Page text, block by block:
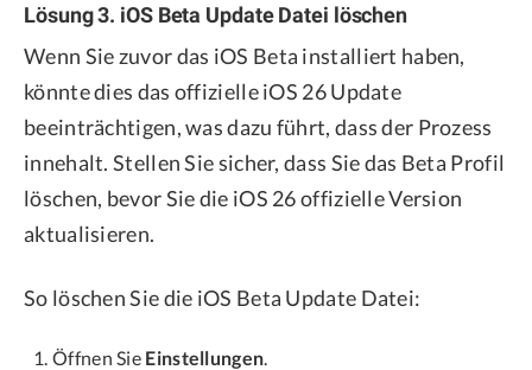
Lösung 3. iOS Beta Update Datei löschen
Wenn Sie zuvor das iOS Beta installiert haben,
könnte dies das offizielle iOS 26 Update
beeinträchtigen, was dazu führt, dass der Prozess
innehalt. Stellen Sie sicher, dass Sie das Beta Profil
löschen, bevor Sie die iOS 26 offizielle Version
aktualisieren.
So löschen Sie die iOS Beta Update Datei:
Öffnen Sie Einstellungen